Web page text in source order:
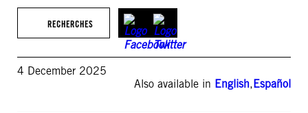
RECHERCHES
4 December 2025
Also available in English,Español